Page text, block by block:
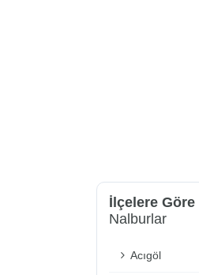
İlçelere Göre
Nalburlar
Acıgöl